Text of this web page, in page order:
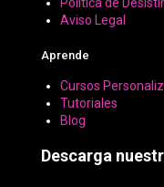
Aviso Legal
Aprende
Cursos
Tutoriales
Blog
Descarga